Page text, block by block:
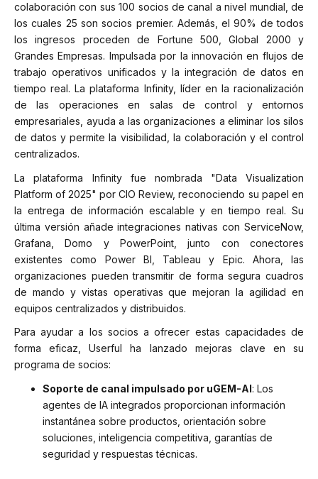
colaboración con sus 100 socios de canal a nivel mundial, de
los cuales 25 son socios premier. Además, el 90% de todos
los ingresos proceden de Fortune 500, Global 2000 y
Grandes Empresas. Impulsada por la innovación en flujos de
trabajo operativos unificados y la integración de datos en
tiempo real. La plataforma Infinity, líder en la racionalización
de las operaciones en salas de control y entornos
empresariales, ayuda a las organizaciones a eliminar los silos
de datos y permite la visibilidad, la colaboración y el control
centralizados.
La plataforma Infinity fue nombrada
"Data Visualization
Platform of 2025" por CIO Review, reconociendo su papel en
la entrega de información escalable y en tiempo real. Su
última versión añade integraciones nativas con ServiceNow,
Grafana, Domo y PowerPoint, junto con conectores
existentes como Power BI, Tableau y Epic. Ahora, las
organizaciones pueden transmitir de forma segura cuadros
de mando y vistas operativas que mejoran la agilidad en
equipos centralizados y distribuidos.
Para ayudar a los socios a ofrecer estas capacidades de
forma eficaz, Userful ha lanzado mejoras clave en su
programa de socios:
Soporte de canal impulsado por uGEM-AI: Los
agentes de IA integrados proporcionan información
instantánea sobre productos, orientación sobre
soluciones, inteligencia competitiva, garantías de
seguridad y respuestas técnicas.